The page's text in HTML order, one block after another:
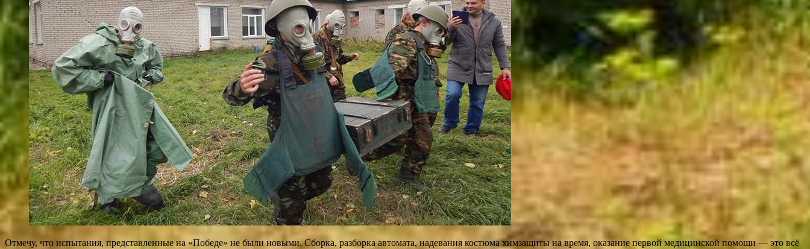
Отмечу, что испытания, представленные на «Победе» не были новыми. Сборка, разборка автомата, надевания костюма химзащиты на время, оказание первой медицинской помощи — это всё